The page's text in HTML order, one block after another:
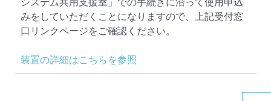
システム共用支援室」での手続きに沿って使用申込
みをしていただくことになりますので、上記受付窓
口リンクページをご確認ください。
装置の詳細はこちらを参照